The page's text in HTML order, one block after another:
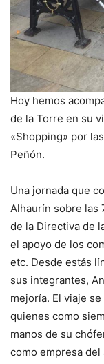
Hoy hemos
de la Torre en su
«Shopping» por
Peñón.
Una jornada que
Alhaurín sobre las
de la Directiva de
el apoyo de los
etc. Desde estás
sus integrantes,
mejoría. El viaje
quienes como
manos de su
como empresa del